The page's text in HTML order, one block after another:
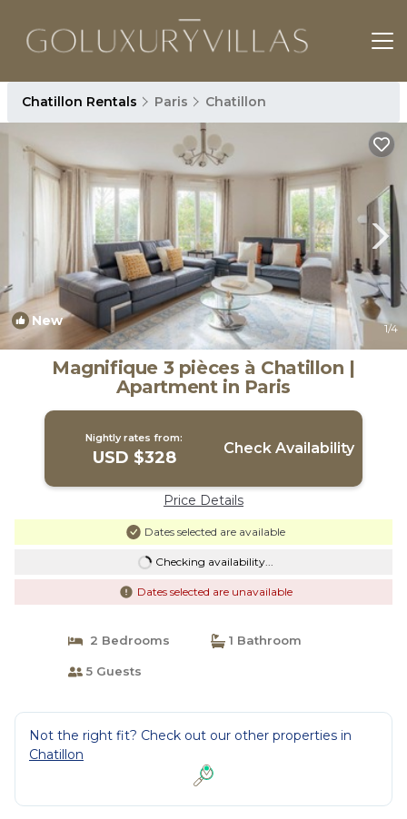
Chatillon Rentals Paris Chatillon
New 1/4
Magnifique 3 pièces à Chatillon |
Apartment in Paris
Nightly rates from:
USD $328 Check Availability
Price Details
Dates selected are available
Checking availability...
Dates selected are unavailable
2 Bedrooms 1 Bathroom
5 Guests
Not the right fit? Check out our other properties in
Chatillon